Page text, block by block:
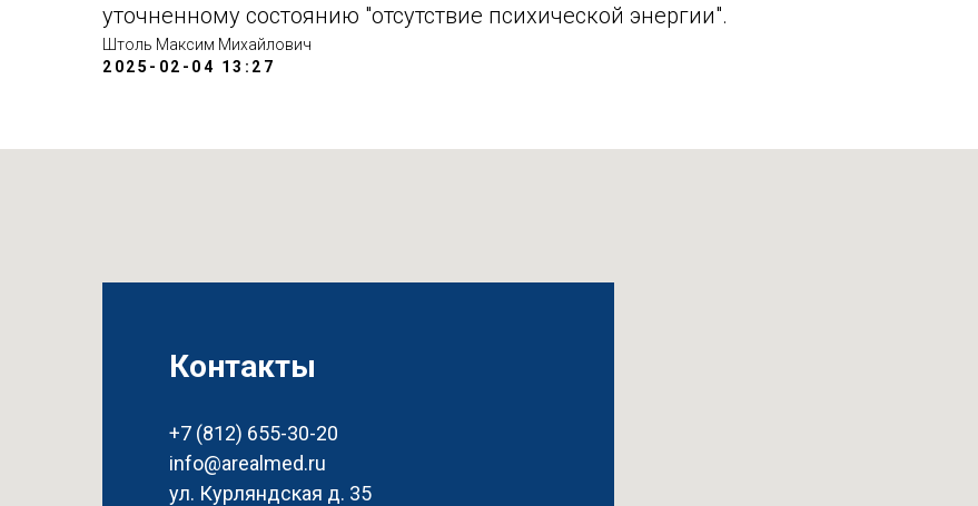
уточненному состоянию "отсутствие психической энергии".
Штоль Максим Михайлович
2025-02-04 13:27
Контакты
+7 (812) 655-30-20
info@arealmed.ru
ул. Курляндская д. 35